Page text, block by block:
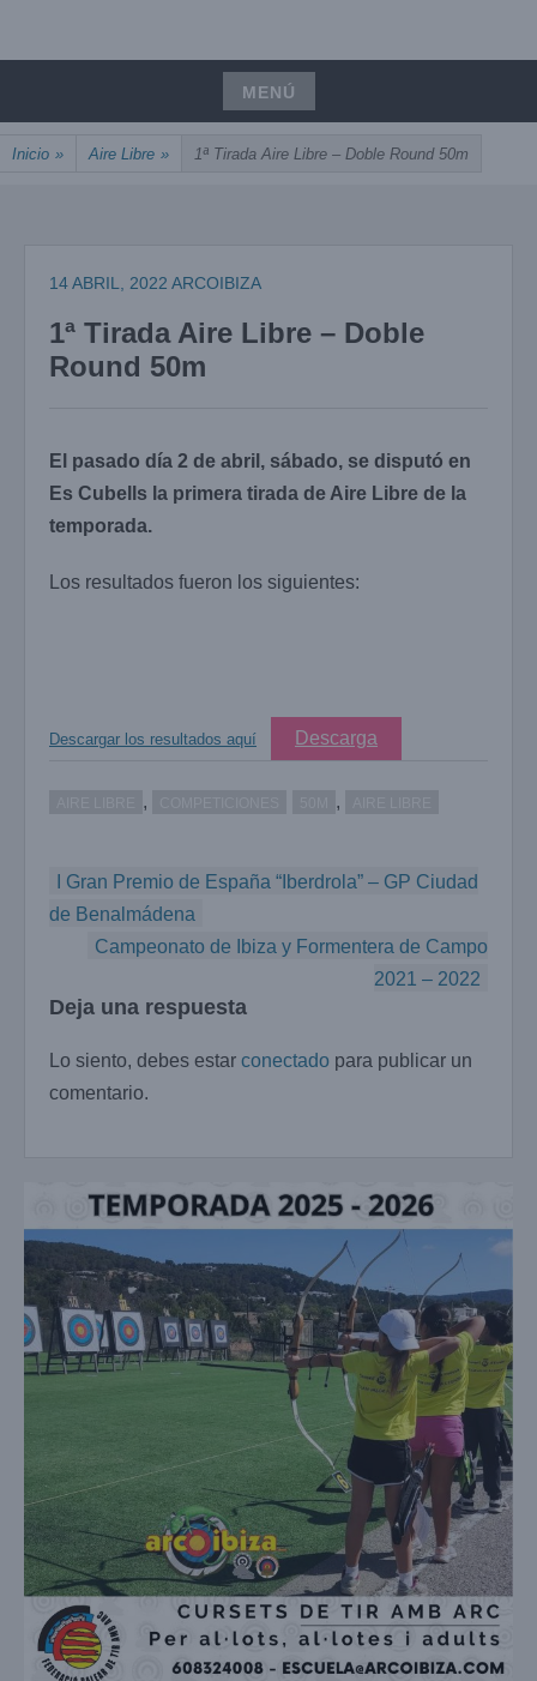
ARCOIBIZA
MENÚ
Saltar
al
Inicio » Aire Libre » 1ª Tirada Aire Libre – Doble Round 50m
14 ABRIL, 2022 ARCOIBIZA
1ª Tirada Aire Libre – Doble
Round 50m
El pasado día 2 de abril, sábado, se disputó en
Es Cubells la primera tirada de Aire Libre de la
temporada.
Los resultados fueron los siguientes:
Descargar los resultados aquí Descarga
, ,
Navegación
de
entradas
I Gran Premio de España “Iberdrola” – GP Ciudad
de Benalmádena
Campeonato de Ibiza y Formentera de Campo
2021 – 2022
Deja una respuesta
Lo siento, debes estar conectado para publicar un
comentario.